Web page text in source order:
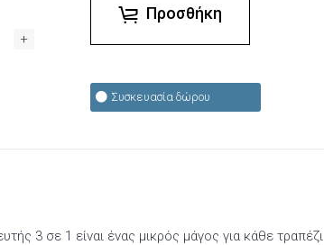
Προσθήκη
Συσκευασία δώρου
3 σε 1 είναι ένας μικρός μάγος για κάθε τραπέζι